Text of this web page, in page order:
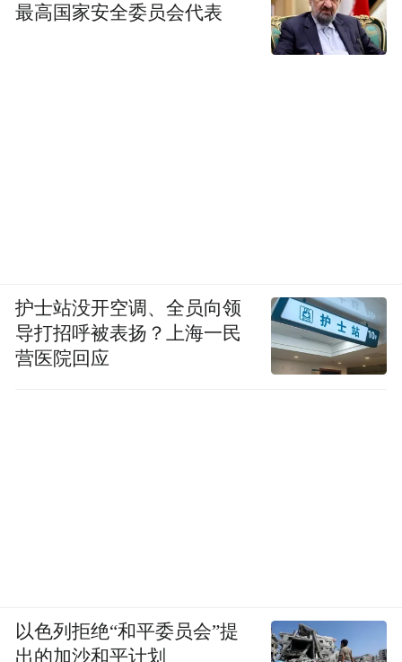
最高国家安全委员会代表
护士站没开空调、全员向领
导打招呼被表扬？上海一民
营医院回应
以色列拒绝“和平委员会”提
出的加沙和平计划